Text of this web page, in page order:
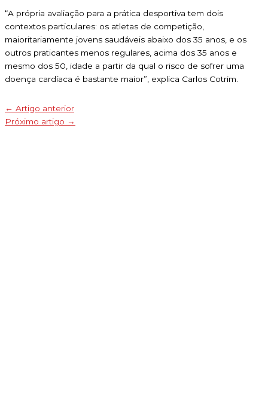
“A própria avaliação para a prática desportiva tem dois
contextos particulares: os atletas de competição,
maioritariamente jovens saudáveis abaixo dos 35 anos, e os
outros praticantes menos regulares, acima dos 35 anos e
mesmo dos 50, idade a partir da qual o risco de sofrer uma
doença cardíaca é bastante maior”, explica Carlos Cotrim.
← Artigo anterior
Próximo artigo →